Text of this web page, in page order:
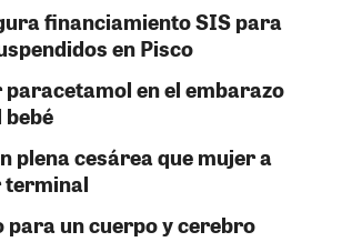
financiamiento SIS para
en Pisco
en el embarazo
plena cesárea que mujer a
terminal
para un cuerpo y cerebro